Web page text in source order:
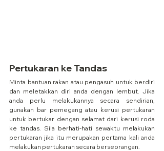
Pertukaran ke Tandas
Minta bantuan rakan atau pengasuh untuk berdiri
dan meletakkan diri anda dengan lembut. Jika
anda perlu melakukannya secara sendirian,
gunakan bar pemegang atau kerusi pertukaran
untuk bertukar dengan selamat dari kerusi roda
ke tandas. Sila berhati-hati sewaktu melakukan
pertukaran jika itu merupakan pertama kali anda
melakukan pertukaran secara berseorangan.